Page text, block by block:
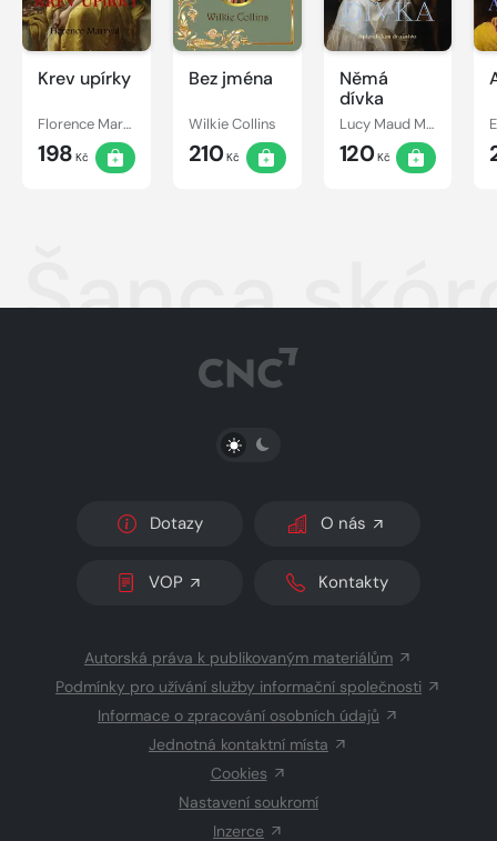
Krev upírky
Florence Marryat
198 Kč
Bez jména
Wilkie Collins
210Kč
Němá
dívka
Lucy Maud Montgomery
120Kč
Šanca
PŘEPNOUT SVĚTLÝ/TMAVÝ REŽIM
Dotazy O nás
VOP Kontakty
Autorská práva k publikovaným materiálům
Podmínky pro užívání služby informační společnosti
Informace o zpracování osobních údajů
Jednotná kontaktní místa
Cookies
Nastavení soukromí
Inzerce